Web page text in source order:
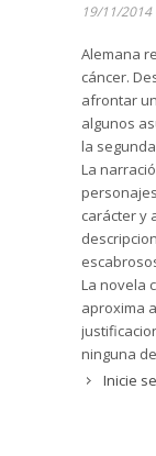
19/11/2014
Alemana
cáncer.
afrontar
algunos
la
La
carácter y
La novela
aproxima
ninguna
atrocidad
Inicie